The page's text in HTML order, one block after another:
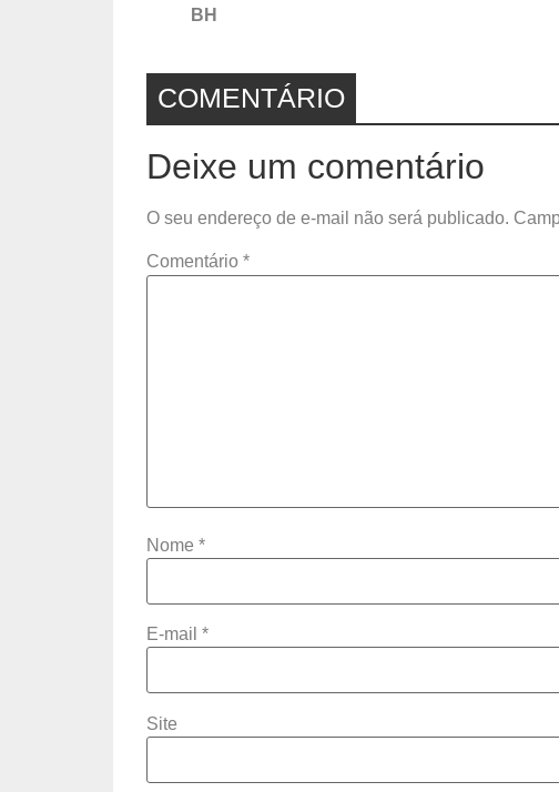
BH
COMENTÁRIO
Deixe um comentário
O seu endereço de e-mail não será publicado.
Comentário *
Nome *
E-mail *
Site